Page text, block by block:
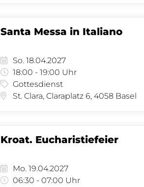
Santa Messa in Italiano
So. 18.04.2027
18:00 - 19:00 Uhr
Gottesdienst
St. Clara, Claraplatz 6, 4058 Basel
Kroat. Eucharistiefeier
Mo. 19.04.2027
06:30 - 07:00 Uhr